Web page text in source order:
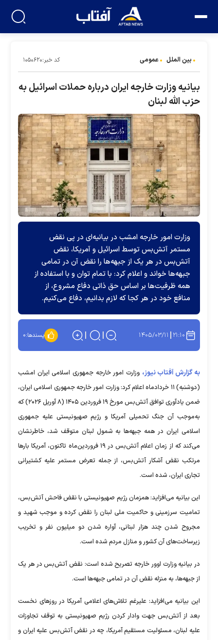
بین الملل عمومی کد خبر:۱۰۵۰۶۲۰
بیانیه وزارت خارجه ایران درباره حملات اسرائیل به
حزب الله لبنان
وزارت امور خارجه امشب در بیانیه‌ای در پی نقض
مستمر آتش‌بس توسط اسرائیل و آمریکا، نقض
آتش‌بس در هر یک از جبهه‌ها را نقض آن در تمامی
جبهه‌ها خواند و اعلام کرد: با تمام توان و با استفاده از
همه ظرفیت‌ها بر اساس حق ذاتی دفاع مشروع، از
منافع خود در هر کجا که لازم بدانیم، دفاع می‌کنیم.
۲۱:۱۰ ۱۴۰۵/۰۳/۱۱ پسندها:۰
به گزارش آفتاب نیوز، وزارت امور خارجه جمهوری اسلامی ایران امشب
(دوشنبه) ۱۱ خردادماه اعلام کرد: وزارت امور خارجه جمهوری اسلامی ایران،
ضمن یادآوری توافق آتش‌بس مورخ ۱۹ فروردین ۱۴۰۵ (۸ آوریل ۲۰۲۶) که
به‌موجب آن جنگ تحمیلی آمریکا و رژیم صهیونیستی علیه جمهوری
اسلامی ایران در همه جبهه‌ها به شمول لبنان متوقف شد، خاطرنشان
می‌کند که از زمان اعلام آتش‌بس در ۱۹ فروردین‌ماه تاکنون، آمریکا بار‌ها
مرتکب نقض آشکار آتش‌بس، از جمله تعرض مستمر علیه کشتیرانی
تجاری ایران، شده است.
این بیانیه می‌افزاید: همزمان رژیم صهیونیستی با نقض فاحش آتش‌بس،
تمامیت سرزمینی و حاکمیت ملی لبنان را نقض کرده و موجب شهید و
مجروح شدن چند هزار لبنانی، آواره شدن دو میلیون نفر و تخریب
زیرساخت‌های آن کشور و منازل مردم شده است.
در بیانیه وزارت اوور خارجه تصریح شده است: نقض آتش‌بس در هر یک
از جبهه‌ها، به منزله نقض آن در تمامی جبهه‌ها است.
این بیانیه می‌افزاید: علیرغم تلاش‌های اعلامی آمریکا در روز‌های نخست
بعد از آتش‌بس جهت وادار کردن رژیم صهیونیستی به توقف تجاوزات
علیه لبنان، مسئولیت مستقیم آمریکا، چه در نقض آتش‌بس علیه ایران و